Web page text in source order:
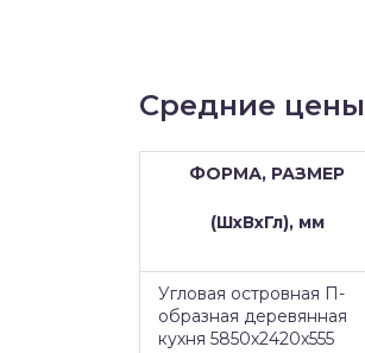
Средние
ФОРМА, РАЗМЕР
(ШхВхГл), мм
Угловая островная П-
образная деревянная
кухня 5850х2420х555